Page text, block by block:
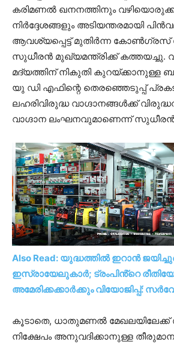
കരിമണല്‍ ഖനനത്തിനും
നിര്‍ദ്ദേശങ്ങളും അടിയന്തരമായി
ആവശ്യപ്പെട്ട് മുതിർന്ന കോൺഗ്രസ്
സുധീരന്‍ മുഖ്യമന്ത്രിക്ക് കത്തയച്ചു.
മദ്യത്തിന് നികുതി കുറയ്ക്കാനുള്ള
യു ഡി എഫിന്റെ തെരഞ്ഞെടുപ്പ്
ലഹരിവിരുദ്ധ വാഗ്ദാനങ്ങൾക്ക്
വാഗ്ദാന ലംഘനവുമാണെന്ന് സുധീരൻ
Also Read: യുദ്ധത്തിൽ ഇറാൻ
ഇസ്രായേലുകാർ; ട്രംപിൻ്റെ
അമേരിക്കക്കാർക്കും വിയോജിപ്പ്:
കൂടാതെ, ധാതുമണൽ
നിക്ഷേപം അനുവദിക്കാനുള്ള